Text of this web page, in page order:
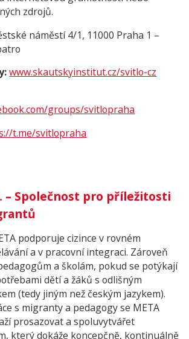
zdrojů.
náměstí 4/1, 11000 Praha 1 –
www.skautskyinstitut.cz/svitlo-cz
groups/svitlopraha
t.me/svitlopraha
– Společnost pro příležitosti
podporuje cizince v rovném
a v pracovní integraci. Zároveň
a školám, pokud se potýkají
dětí a žáků s odlišným
(tedy jiným než českým jazykem).
s migranty a pedagogy se META
prosazovat a spoluvytvářet
který dokáže koncepčně, kontinuálně